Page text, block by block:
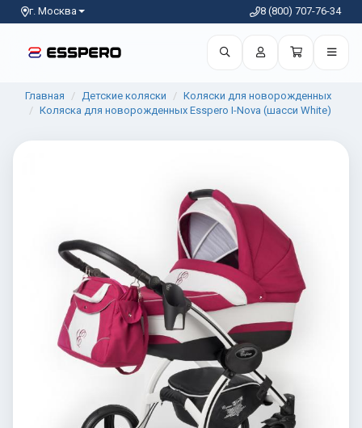
г. Москва 8 (800) 707-76-34
Главная Детские коляски
Коляски для новорожденных
Коляска для новорожденных Esspero I-Nova (шасси White)